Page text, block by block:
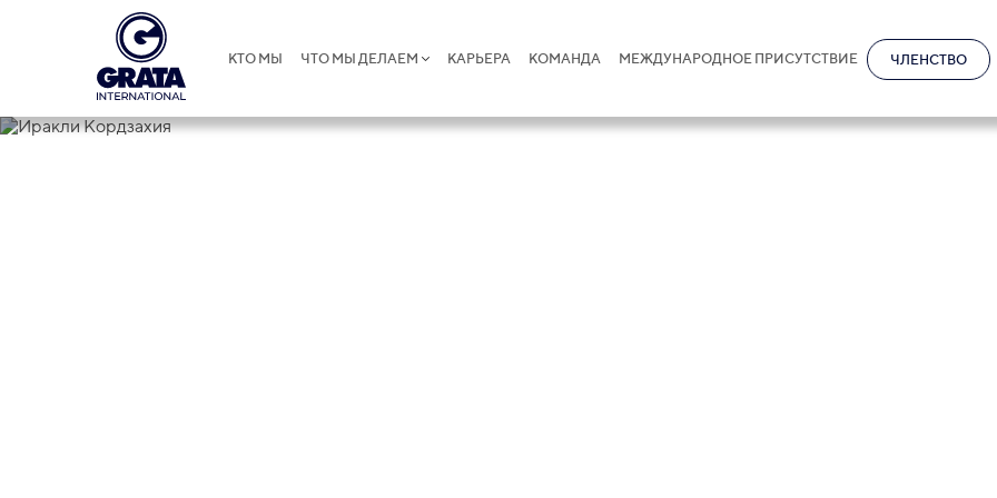
КТО МЫ ЧТО МЫ ДЕЛАЕМ КАРЬЕРА КОМАНДА МЕЖДУНАРОДНОЕ ПРИСУТСТВИЕ ЧЛЕНСТВО